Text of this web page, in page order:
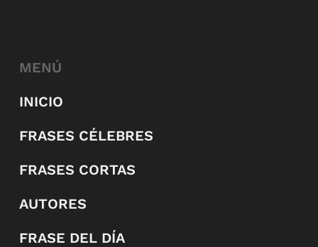
MENÚ
INICIO
FRASES CÉLEBRES
FRASES CORTAS
AUTORES
FRASE DEL DÍA